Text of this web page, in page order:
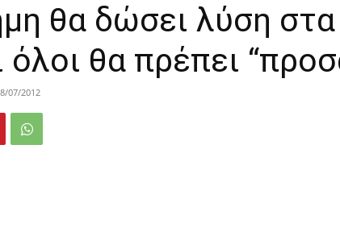
θα δώσει λύση
όλοι θα πρέπει
07/2012